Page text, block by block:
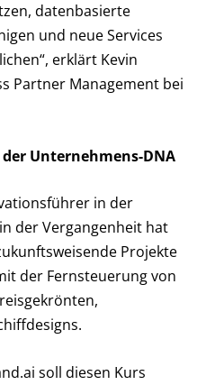
datenbasierte
und neue Services
erklärt Kevin
Partner Management bei
Unternehmens-DNA
in der
der Vergangenheit hat
Projekte
der Fernsteuerung von
soll diesen Kurs